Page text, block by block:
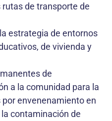
de transporte de
estrategia de entornos
de vivienda y
de
a la comunidad para la
envenenamiento en
contaminación de